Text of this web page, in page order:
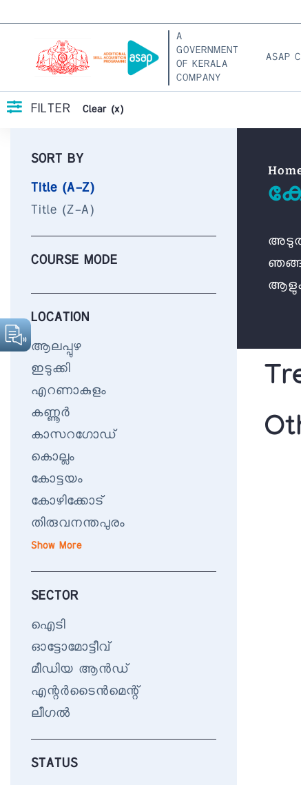
A
GOVERNMENT
OF KERALA
COMPANY
ASAP
FILTER Clear (x)
SORT BY
Title (A-Z)
Title (Z-A)
COURSE MODE
LOCATION
ആലപ്പുഴ
ഇടുക്കി
എറണാകുളം
കണ്ണൂർ
കാസറഗോഡ്
കൊല്ലം
കോട്ടയം
കോഴിക്കോട്
തിരുവനന്തപുരം
Show More
SECTOR
ഐടി
ഓട്ടോമോട്ടീവ്
മീഡിയ ആൻഡ്
എന്റർടൈൻമെന്റ്
ലീഗൽ
STATUS